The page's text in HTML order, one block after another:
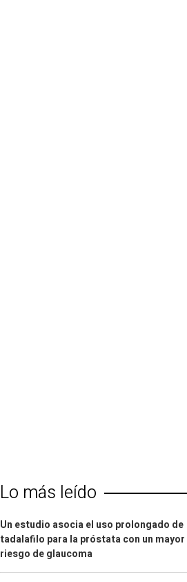
Lo más leído
Un estudio asocia el uso prolongado de
tadalafilo para la próstata con un mayor
riesgo de glaucoma